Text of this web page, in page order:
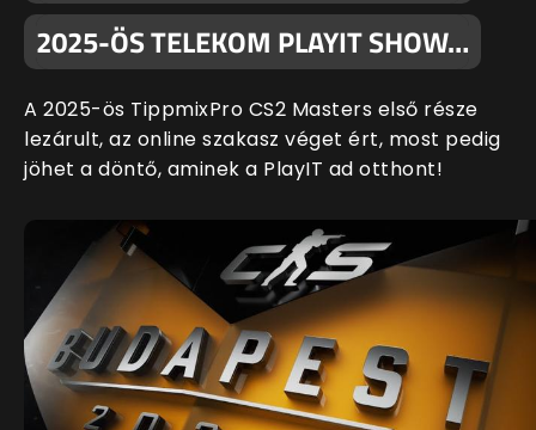
2025-ÖS TELEKOM PLAYIT SHOW…
A 2025-ös TippmixPro CS2 Masters első része
lezárult, az online szakasz véget ért, most pedig
jöhet a döntő, aminek a PlayIT ad otthont!